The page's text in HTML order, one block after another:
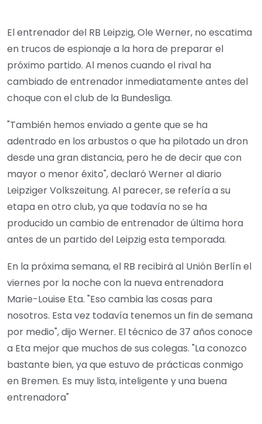
El entrenador del RB Leipzig, Ole Werner, no escatima
en trucos de espionaje a la hora de preparar el
próximo partido. Al menos cuando el rival ha
cambiado de entrenador inmediatamente antes del
choque con el club de la Bundesliga.
"También hemos enviado a gente que se ha
adentrado en los arbustos o que ha pilotado un dron
desde una gran distancia, pero he de decir que con
mayor o menor éxito", declaró Werner al diario
Leipziger Volkszeitung. Al parecer, se refería a su
etapa en otro club, ya que todavía no se ha
producido un cambio de entrenador de última hora
antes de un partido del Leipzig esta temporada.
En la próxima semana, el RB recibirá al Unión Berlín el
viernes por la noche con la nueva entrenadora
Marie-Louise Eta. "Eso cambia las cosas para
nosotros. Esta vez todavía tenemos un fin de semana
por medio", dijo Werner. El técnico de 37 años conoce
a Eta mejor que muchos de sus colegas. "La conozco
bastante bien, ya que estuvo de prácticas conmigo
en Bremen. Es muy lista, inteligente y una buena
entrenadora"